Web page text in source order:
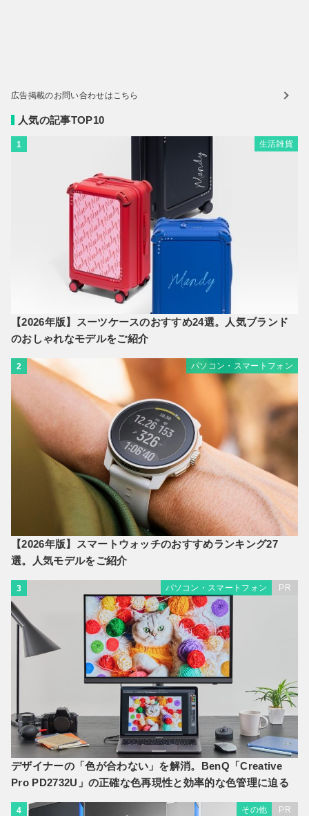
広告掲載のお問い合わせはこちら
人気の記事TOP10
1 生活雑貨
【2026年版】スーツケースのおすすめ24選。人気ブランド
のおしゃれなモデルをご紹介
2 パソコン・スマートフォン
【2026年版】スマートウォッチのおすすめランキング27
選。人気モデルをご紹介
3 パソコン・スマートフォン PR
デザイナーの「色が合わない」を解消。BenQ「Creative
Pro PD2732U」の正確な色再現性と効率的な色管理に迫る
4 その他 PR